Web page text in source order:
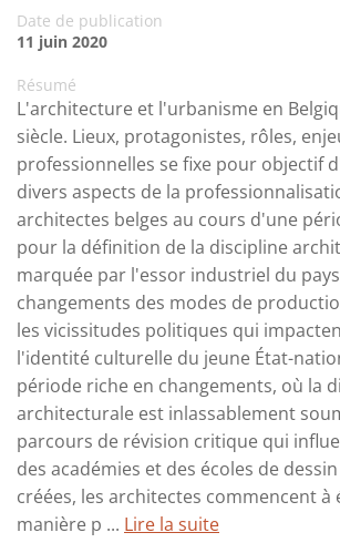
Date de publication
11 juin 2020
Résumé
L'architecture et l'urbanisme en
siècle. Lieux, protagonistes, rôles,
professionnelles se fixe pour objectif
divers aspects de la
architectes belges au cours d'une
pour la définition de la discipline
marquée par l'essor industriel du
changements des modes de
les vicissitudes politiques qui
l'identité culturelle du jeune État-
période riche en changements, où la
architecturale est inlassablement
parcours de révision critique qui
des académies et des écoles de
créées, les architectes commencent à
manière p ... Lire la suite